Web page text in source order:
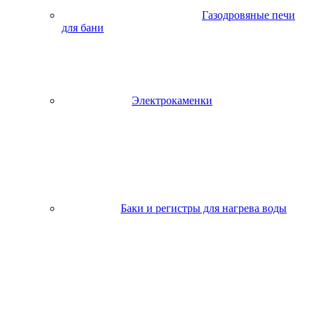
Газодровяные печи
для бани
Электрокаменки
Баки и регистры для нагрева воды